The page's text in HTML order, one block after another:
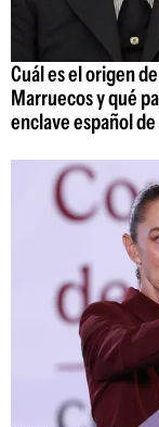
Cuál es el origen
Marruecos y qué
enclave español